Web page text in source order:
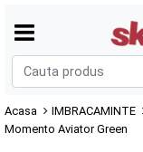
Acasa IMBRACAMINTE
Momento Aviator Green